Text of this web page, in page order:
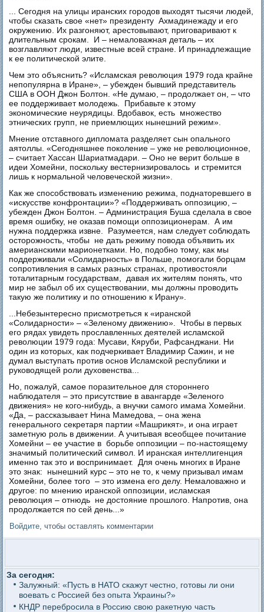
... Сегодня на улицы иранских городов выходят тысячи людей,
чтобы сказать свое «нет» президенту Ахмадинежаду и его
окружению. Их разгоняют, арестовывают, приговаривают к
длительным срокам. И – немаловажная деталь – их
возглавляют люди, известные всей стране. И принадлежащие
к ее политической элите.
Чем это объяснить? «Исламская революция 1979 года крайне
непопулярна в Иране», – убежден бывший представитель
США в ООН Джон Болтон. «Не думаю, – продолжает он, – что
ее поддерживает молодежь. Прибавьте к этому
экономические неурядицы. Вдобавок, есть множество
этнических групп, не приемлющих нынешний режим».
Мнение отставного дипломата разделяет сын опального
аятоллы. «Сегодняшнее поколение – уже не революционное,
– считает Хассан Шариатмадари. – Оно не верит больше в
идеи Хомейни, поскольку вестернизировалось и стремится
лишь к нормальной человеческой жизни».
Как же способствовать изменению режима, поднаторевшего в
«искусстве конфронтации»? «Поддерживать оппозицию, –
убежден Джон Болтон. – Администрация Буша сделала в свое
время ошибку, не оказав помощи оппозиционерам. А им
нужна поддержка извне. Разумеется, нам следует соблюдать
осторожность, чтобы не дать режиму повода объявить их
америанскими марионетками. Но, подобно тому, как мы
поддерживали «Солидарность» в Польше, помогали борцам
сопротивления в самых разных странах, противостояли
тоталитарным государствам, давая их жителям понять, что
мир не забыл об их существовании, мы должны проводить
такую же политику и по отношению к Ирану».
...Небезынтересно присмотреться к «иранской
«Солидарности» – «Зеленому движению». Чтобы в первых
его рядах увидеть прославленных деятелей исламской
революции 1979 года: Мусави, Кяруби, Рафсанджани. Ни
один из которых, как подчеркивает Владимир Сажин, и не
думал выступать против основ Исламской республики и
руководящей роли духовенства...
Но, пожалуй, самое поразительное для стороннего
наблюдателя – это присутствие в авангарде «Зеленого
движения» не кого-нибудь, а внучки самого имама Хомейни.
«Да, – рассказывает Нина Мамедова, – она жена
генерального секретаря партии «Машрикят», и она играет
заметную роль в движении. А учитывая всеобщее почитание
Хомейни – ее участие в борьбе оппозиции – по-настоящему
значимый политический символ. И иранская интеллигенция
именно так это и воспринимает. Для очень многих в Иране
это знак: нынешний курс – это не то, к чему призывал имам
Хомейни, более того – это измена его делу. Немаловажно и
другое: по мнению иранской оппозиции, исламская
революция – отнюдь не достояние прошлого. Напротив, она
продолжается по сей день...»
Войдите , чтобы оставлять комментарии
За сегодня:
Залужный: «Пусть в НАТО скажут честно, готовы ли они
воевать с Россией без опыта Украины?»
КНДР перебросила в Россию свою ракетную часть